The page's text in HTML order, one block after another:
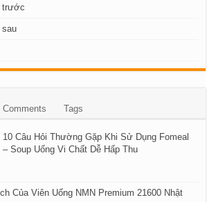
trước
Comments Tags
10 Câu Hỏi Thường Gặp Khi Sử Dụng Fomeal
– Soup Uống Vi Chất Dễ Hấp Thu
Của Viên Uống NMN Premium 21600 Nhật